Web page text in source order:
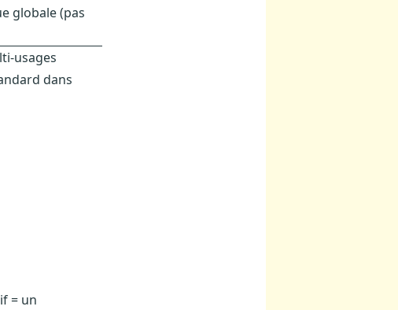
globale (pas
usages
dans
= un